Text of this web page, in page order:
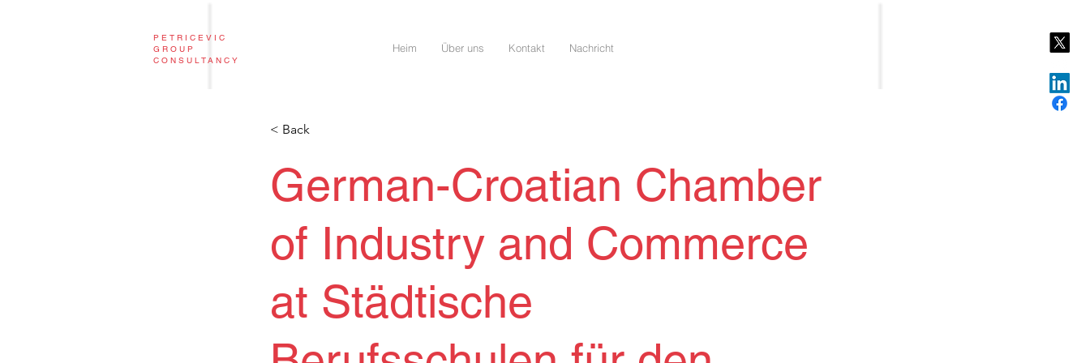
PETRICEVIC
GROUP
CONSULTANCY
Heim Über uns Kontakt Nachricht
< Back
German-Croatian Chamber
of Industry and Commerce
at Städtische